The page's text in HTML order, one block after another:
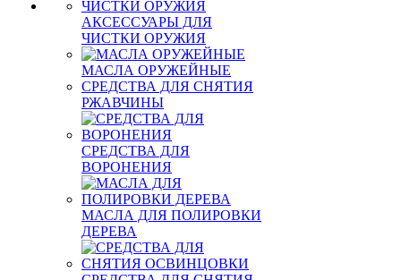
АКСЕССУАРЫ ДЛЯ
ЧИСТКИ ОРУЖИЯ
МАСЛА ОРУЖЕЙНЫЕ
СРЕДСТВА ДЛЯ СНЯТИЯ
РЖАВЧИНЫ
СРЕДСТВА ДЛЯ
ВОРОНЕНИЯ
МАСЛА ДЛЯ ПОЛИРОВКИ
ДЕРЕВА